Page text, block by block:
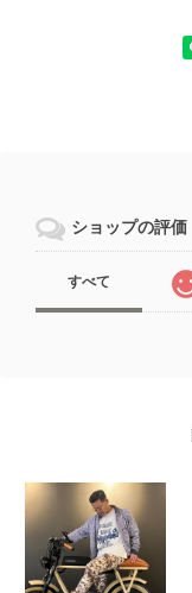
ショップの評価
すべて